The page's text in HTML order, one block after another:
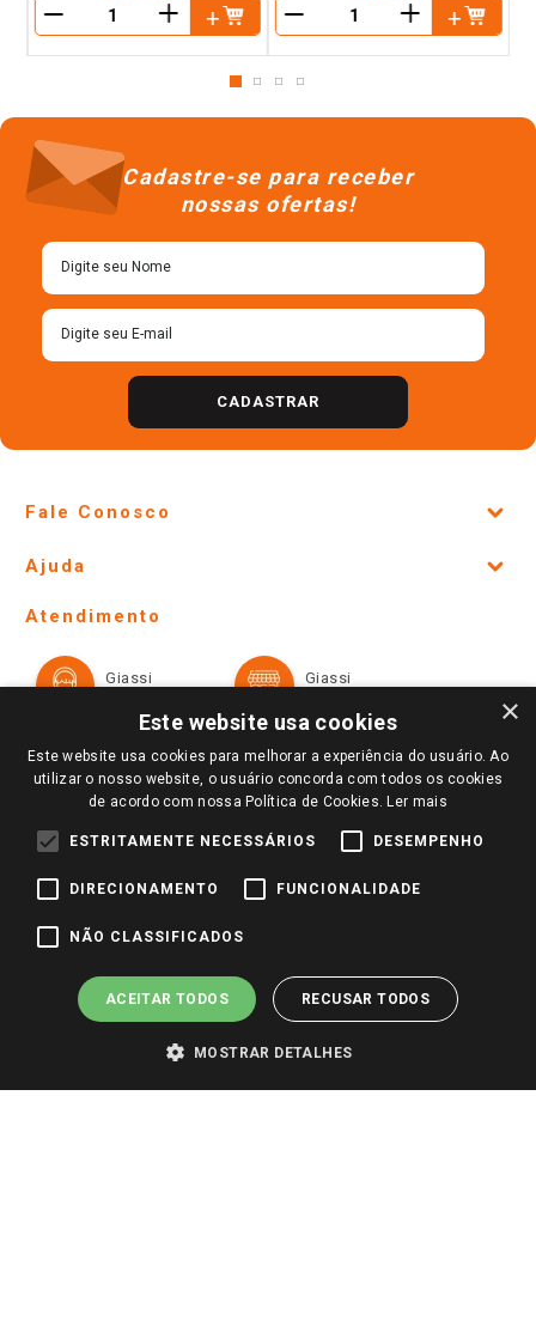
＋ ＋
Cadastre-se para receber
nossas ofertas!
CADASTRAR
Fale Conosco
Lojas Físicas e Horários
Ofertas
Televendas
Notícias
Perguntas frequentes
Identidade Visual
Ajuda
Formas de Pagamento
Trocas e Devoluções
Atendimento
Giassi
Giassi
Redes Sociais
Pagamento e Segurança
×
Este website usa cookies
Este website usa cookies para melhorar a experiência do usuário. Ao
utilizar o nosso website, o usuário concorda com todos os cookies
de acordo com nossa Política de Cookies. Ler mais
ESTRITAMENTE NECESSÁRIOS DESEMPENHO
DIRECIONAMENTO FUNCIONALIDADE
NÃO CLASSIFICADOS
ACEITAR TODOS RECUSAR TODOS
MOSTRAR DETALHES